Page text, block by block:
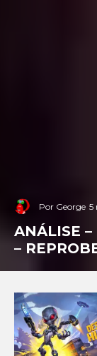
Por George 5
ANÁLISE
–